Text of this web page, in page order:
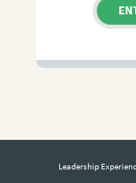
Leadership